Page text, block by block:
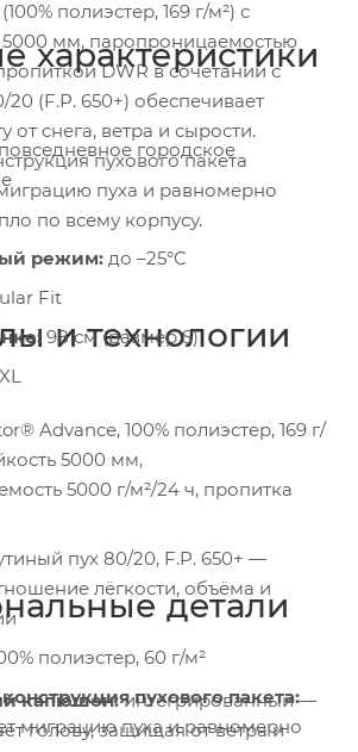
полиэстер, 169 г/м²) с
5000 мм, паропроницаемостью
DWR в сочетании с
(F.P. 650+) обеспечивает
снега, ветра и сырости.
пухового пакета
пуха и равномерно
по всему корпусу.
характеристики
повседневное городское
режим: до –25°C
Fit
98 см (размер S)
и технологии
Advance, 100% полиэстер, 169 г/
5000 мм,
5000 г/м²/24 ч, пропитка
пух 80/20, F.P. 650+ —
лёгкости, объёма и
полиэстер, 60 г/м²
пухового пакета:
миграцию пуха и равномерно
детали
капюшон:интегрированный —
голову, защищая от ветра и